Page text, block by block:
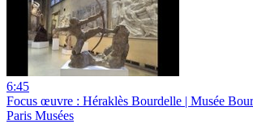
6:45
Focus œuvre : Héraklès Bourdelle | Musée
Paris Musées